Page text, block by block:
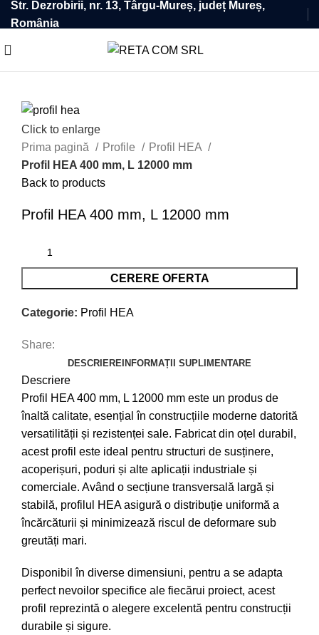
Str. Dezrobirii, nr. 13, Târgu-Mureș, județ Mureș,
România
Click to enlarge
Prima pagină
Profile
Profil HEA
Profil HEA 400 mm, L 12000 mm
Back to products
Profil HEA 400 mm, L 12000 mm
CERERE OFERTA
Categorie: Profil HEA
Share:
DESCRIEREINFORMAȚII SUPLIMENTARE
Descriere
Profil HEA 400 mm, L 12000 mm este un produs de
înaltă calitate, esențial în construcțiile moderne datorită
versatilității și rezistenței sale. Fabricat din oțel durabil,
acest profil este ideal pentru structuri de susținere,
acoperișuri, poduri și alte aplicații industriale și
comerciale. Având o secțiune transversală largă și
stabilă, profilul HEA asigură o distribuție uniformă a
încărcăturii și minimizează riscul de deformare sub
greutăți mari.
Disponibil în diverse dimensiuni, pentru a se adapta
perfect nevoilor specifice ale fiecărui proiect, acest
profil reprezintă o alegere excelentă pentru construcții
durabile și sigure.